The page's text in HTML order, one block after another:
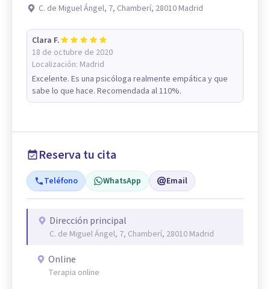
C. de Miguel Ángel, 7, Chamberí, 28010 Madrid
Clara F.
18 de octubre de 2020
Localización: Madrid
Excelente. Es una psicóloga realmente empática y que
sabe lo que hace. Recomendada al 110%.
Reserva tu cita
Teléfono WhatsApp Email
Dirección principal
C. de Miguel Ángel, 7, Chamberí, 28010 Madrid
Online
Terapia online